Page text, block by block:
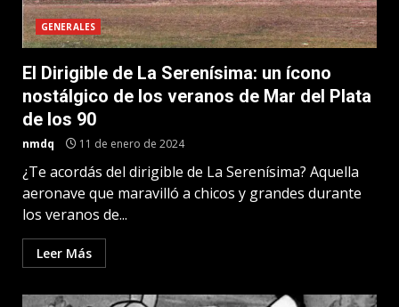
GENERALES
El Dirigible de La Serenísima: un ícono
nostálgico de los veranos de Mar del Plata
de los 90
nmdq 11 de enero de 2024
¿Te acordás del dirigible de La Serenísima? Aquella
aeronave que maravilló a chicos y grandes durante
los veranos de...
Leer Más